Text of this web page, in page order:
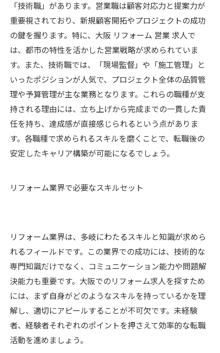
「技術職」があります。営業職は顧客対応力と提案力が
重要視されており、新規顧客開拓やプロジェクトの成功
の鍵を握ります。特に、大阪 リフォーム 営業 求人で
は、都市の特性を活かした営業戦略が求められていま
す。また、技術職では、「現場監督」や「施工管理」と
いったポジションが人気で、プロジェクト全体の品質管
理や予算管理が主な業務となります。これらの職種が支
持される理由には、立ち上げから完成までの一貫した責
任を持ち、達成感が直接感じられるという点がありま
す。各職種で求められるスキルを磨くことで、転職後の
安定したキャリア構築が可能になるでしょう。
リフォーム業界で必要なスキルセット
リフォーム業界は、多岐にわたるスキルと知識が求めら
れるフィールドです。この業界での成功には、技術的な
専門知識だけでなく、コミュニケーション能力や問題解
決能力も重要です。大阪でのリフォーム求人を探すため
には、まず自身がどのようなスキルを持っているかを理
解し、適切にアピールすることが不可欠です。未経験
者、経験者それぞれのポイントを押さえて効率的な転職
活動を進めましょう。